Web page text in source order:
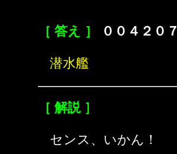
［ 答え ］ ００４２０７
潜水艦
［ 解説 ］
センス、いかん！